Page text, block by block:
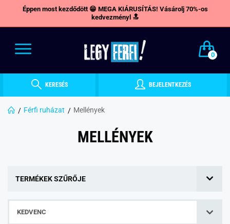
Éppen most kezdődött 😁 MEGA KIÁRUSÍTÁS! Vásárolj 70%-os
kedvezményl 🔝
0
KERESÉS BEJELENTKEZÉS
Férfi ruházat Mellények
MELLÉNYEK
TERMÉKEK SZŰRŐJE
KEDVENC